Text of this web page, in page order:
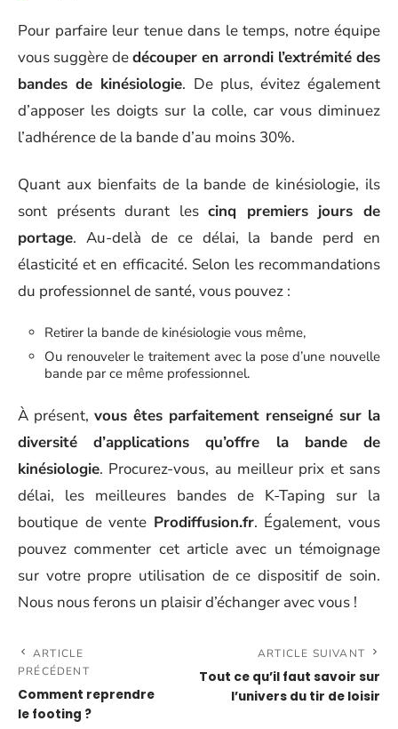
Pour parfaire leur tenue dans le temps, notre équipe
vous suggère dedécouper en arrondi l’extrémité des
bandes de kinésiologie. De plus, évitez également
d’apposer les doigts sur la colle, car vous diminuez
l’adhérence de la bande d’au moins 30%.
Quant aux bienfaits de la bande de kinésiologie, ils
sont présents durant lescinq premiers jours de
portage. Au-delà de ce délai, la bande perd en
élasticité et en efficacité. Selon les recommandations
du professionnel de santé, vous pouvez :
Retirer la bande de kinésiologie vous même,
Ou renouveler le traitement avec la pose d’une nouvelle
bande par ce même professionnel.
À présent, vous êtes parfaitement renseigné sur la
diversité d’applications qu’offre la bande de
kinésiologie. Procurez-vous, au meilleur prix et sans
délai, les meilleures bandes de K-Taping sur la
boutique de vente Prodiffusion.fr. Également, vous
pouvez commenter cet article avec un témoignage
sur votre propre utilisation de ce dispositif de soin.
Nous nous ferons un plaisir d’échanger avec vous !
ARTICLE
PRÉCÉDENT
Comment reprendre
le footing ?
ARTICLE SUIVANT
Tout ce qu’il faut savoir sur
l’univers du tir de loisir